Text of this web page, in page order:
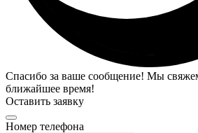
Спасибо за ваше сообщение! Мы
ближайшее время!
Оставить заявку
Номер телефона